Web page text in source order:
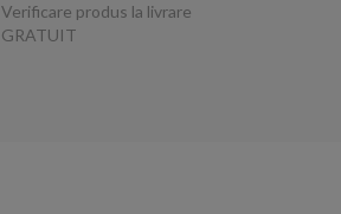
Verificare produs la livrare
GRATUIT